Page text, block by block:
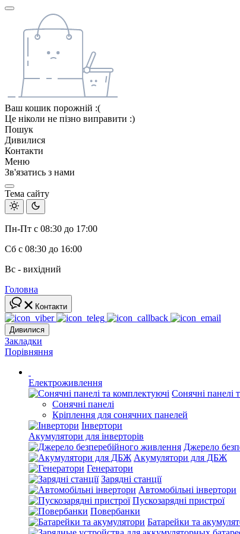
Ваш кошик порожній :(
Це ніколи не пізно виправити :)
Пошук
Дивилися
Контакти
Меню
Зв'язатись з нами
Тема сайту
Пн-Пт с 08:30 до 17:00
Сб с 08:30 до 16:00
Вс - вихідний
Головна
Контакти
Дивилися
Закладки
Порівняння
Електроживлення
Сонячні панелі
Сонячні панелі
Кріплення для сонячних панелей
Інвертори
Акумулятори для інверторів
Джерело
Акумулятори для ДБЖ
Генератори
Зарядні станції
Автомобільні інвертори
Пускозарядні пристрої
Повербанки
Батарейки та